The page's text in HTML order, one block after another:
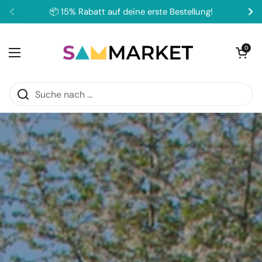
Zum Inhalt springen
Zurück
📦 15% Rabatt auf deine erste Bestellung!
Menü öffnen
Warenkorb
0